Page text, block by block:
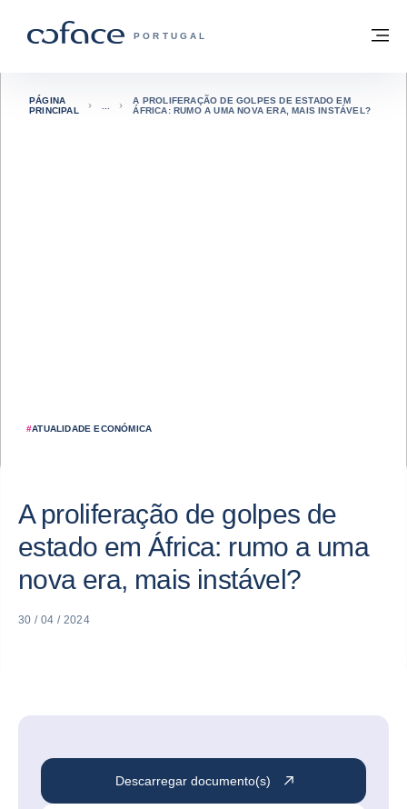
COFACE FOR TRADE - HOMEPAGE DO
PORTUGAL
Voltar à página principal
#ATUALIDADE ECONÓMICA
PÁGINA
PRINCIPAL
A PROLIFERAÇÃO DE GOLPES DE ESTADO EM
ÁFRICA: RUMO A UMA NOVA ERA, MAIS INSTÁVEL?
A proliferação de golpes de
estado em África: rumo a uma
nova era, mais instável?
30 / 04 / 2024
Descarregar documento(s)